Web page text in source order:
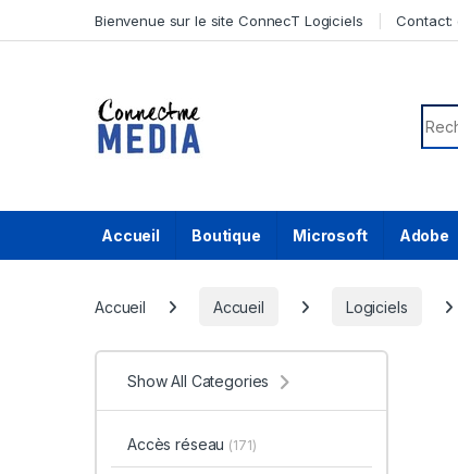
Bienvenue sur le site ConnecT Logiciels Contact:
Accueil Boutique Microsoft Adobe
Accueil Accueil Logiciels
Show All Categories
Accès réseau (171)